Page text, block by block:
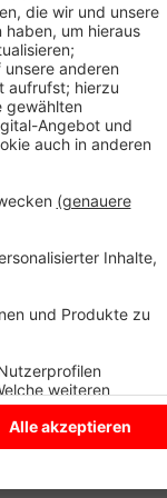
sorgt das
auch in
dem Projekt
von Eltern und
generell einfach
Die Stadt und die
auf den Weg
im
in einer